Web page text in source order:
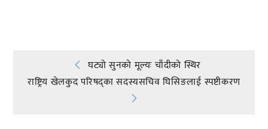
Post
navigation
घट्यो सुनको मूल्यः चाँदीको स्थिर
राष्ट्रिय खेलकुद परिषद्का सदस्यसचिव घिसिङलाई स्पष्टीकरण